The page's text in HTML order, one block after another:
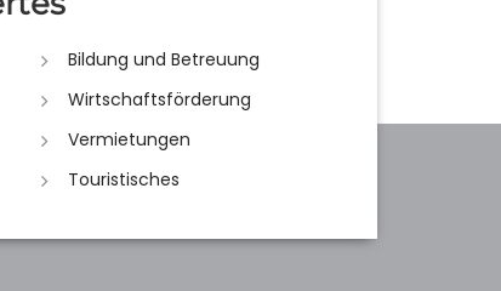
Bildung und Betreuung
Wirtschaftsförderung
Vermietungen
Touristisches